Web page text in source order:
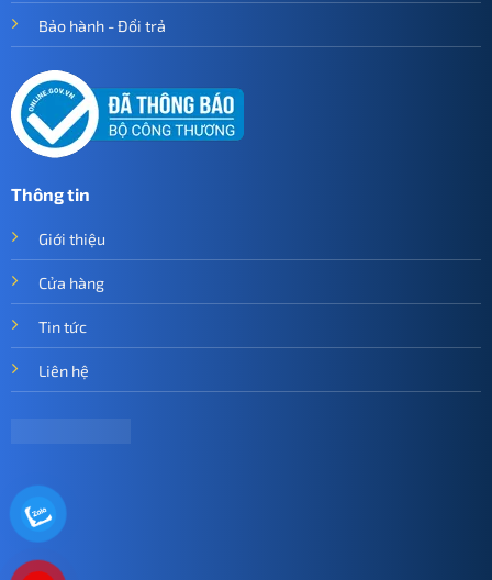
Bảo hành - Đổi trả
Thông tin
Giới thiệu
Cửa hàng
Tin tức
Liên hệ